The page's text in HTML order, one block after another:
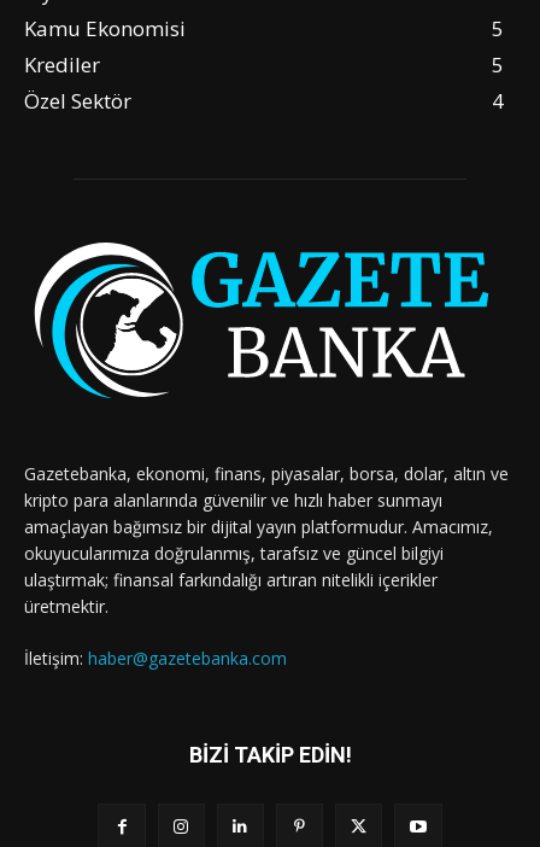
Kamu Ekonomisi
5
Krediler
5
Özel Sektör
4
Gazetebanka, ekonomi, finans, piyasalar, borsa, dolar, altın ve
kripto para alanlarında güvenilir ve hızlı haber sunmayı
amaçlayan bağımsız bir dijital yayın platformudur. Amacımız,
okuyucularımıza doğrulanmış, tarafsız ve güncel bilgiyi
ulaştırmak; finansal farkındalığı artıran nitelikli içerikler
üretmektir.
İletişim: haber@gazetebanka.com
BİZİ TAKİP EDİN!